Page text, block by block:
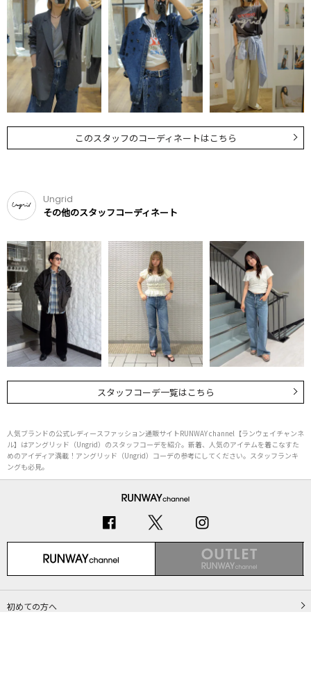
このスタッフのコーディネートはこちら
Ungrid
その他のスタッフコーディネート
スタッフコーデ一覧はこちら
人気ブランドの公式レディースファッション通販サイトRUNWAY channel【ランウェイチャンネ
ル】はアングリッド（Ungrid）のスタッフコーデを紹介。新着、人気のアイテムを着こなすた
めのアイディア満載！アングリッド（Ungrid）コーデの参考にしてください。スタッフランキ
ングも必見。
初めての方へ